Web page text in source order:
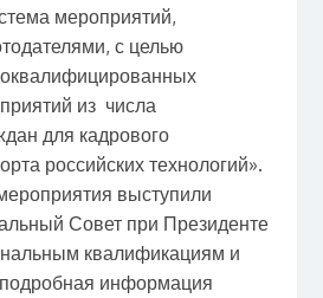
мероприятий,
с целью
из числа
для кадрового
российских технологий».
выступили
Совет при Президенте
квалификациям и
информация